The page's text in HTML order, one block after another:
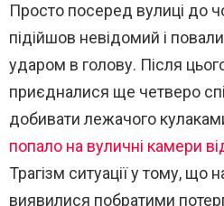
Просто посеред вулиці до
підійшов невідомий і
ударом в голову. Після
приєдналися ще четверо
добивати лежачого
попало на вуличні камери
Трагізм ситуації у тому, що
виявилися побратими